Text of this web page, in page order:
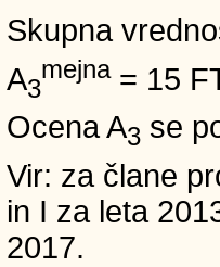
Skupna
A3
mejna= 15
Ocena A3 se
Vir: za člane
in I za leta
2017.